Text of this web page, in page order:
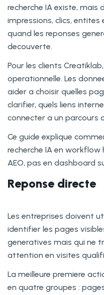
recherche IA existe, mais
impressions, clics,
quand les reponses
decouverte.
Pour les clients
operationnelle. Les
aider a choisir quelles
clarifier, quels liens
connecter a un parcours
Ce guide explique
recherche IA en workflow
AEO, pas en dashboard
Reponse directe
Les entreprises doivent
identifier les pages
generatives mais qui ne
attention en visites
La meilleure premiere
en quatre groupes :